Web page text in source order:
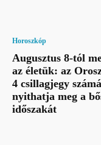
Horoszkóp
Augusztus 8-tól
az életük: az
4 csillagjegy
nyithatja meg a
időszakát